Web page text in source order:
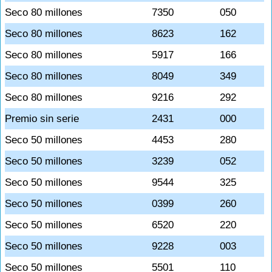
Seco 80 millones 7350
050
Seco 80 millones
8623
162
Seco 80 millones
5917
166
Seco 80 millones
8049
349
Seco 80 millones
9216
292
Premio sin serie
2431
000
Seco 50 millones
4453
280
Seco 50 millones
3239
052
Seco 50 millones
9544
325
Seco 50 millones
0399
260
Seco 50 millones
6520
220
Seco 50 millones
9228
003
Seco 50 millones
5501 110